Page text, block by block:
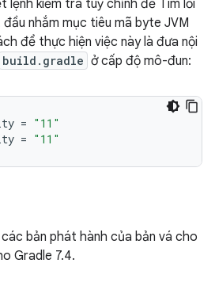
lệnh kiểm tra tuỳ chỉnh để Tìm lỗi
nhắm mục tiêu mã byte JVM
để thực hiện việc này là đưa nội
build.gradle ở cấp độ mô-đun:
= "11"
= "11"
bản phát hành của bản vá cho
Gradle 7.4.